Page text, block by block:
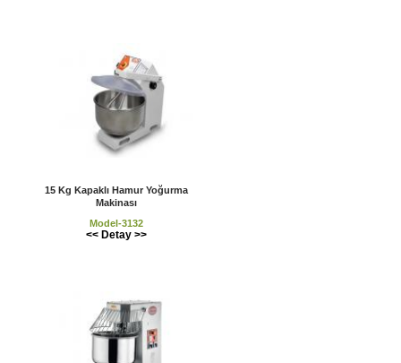
15 Kg Kapaklı Hamur Yoğurma
Makinası
Model-3132
<< Detay >>